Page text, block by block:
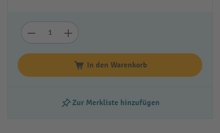
In den Warenkorb
Zur Merkliste hinzufügen